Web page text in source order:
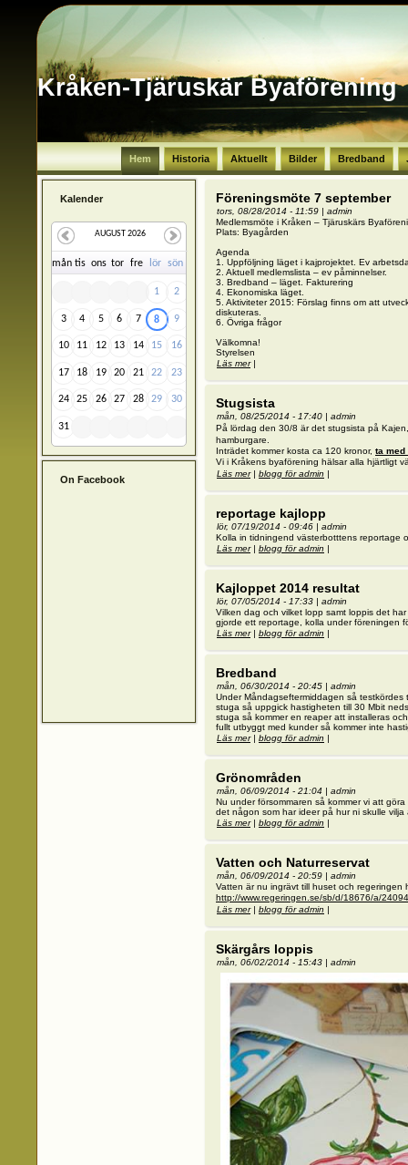
Kråken-Tjäruskär Byaförening
Hem Historia Aktuellt Bilder Bredband
Kalender
mån tis ons tor fre lör sön
1 2
3 4 5 6 7 8 9
10 11 12 13 14 15 16
17 18 19 20 21 22 23
24 25 26 27 28 29 30
31
AUGUST 2026
On Facebook
Föreningsmöte 7 september
tors, 08/28/2014 - 11:59 | admin
Medlemsmöte i Kråken – Tjäruskärs
Plats: Byagården
Agenda
1. Uppföljning läget i kajprojektet. Ev
2. Aktuell medlemslista – ev påminnelser.
3. Bredband – läget. Fakturering
4. Ekonomiska läget.
5. Aktiviteter 2015: Förslag finns om att
diskuteras.
6. Övriga frågor
Välkomna!
Styrelsen
Läs merom Föreningsmöte 7 september
|
Stugsista
mån, 08/25/2014 - 17:40 | admin
På lördag den 30/8 är det stugsista på
hamburgare.
Inträdet kommer kosta ca 120 kronor, ta med
Vi i Kråkens byaförening hälsar alla hjärtligt
Läs merom Stugsista
| blogg för admin |
reportage kajlopp
lör, 07/19/2014 - 09:46 | admin
Kolla in tidningend västerbotttens reportage
Läs merom reportage kajlopp
| blogg för admin |
Kajloppet 2014 resultat
lör, 07/05/2014 - 17:33 | admin
Vilken dag och vilket lopp samt loppis det
gjorde ett reportage, kolla under föreningen
Läs merom Kajloppet 2014 resultat
| blogg för admin |
Bredband
mån, 06/30/2014 - 20:45 | admin
Under Måndagseftermiddagen så
stuga så uppgick hastigheten till 30 Mbit
stuga så kommer en reaper att installeras
fullt utbyggt med kunder så kommer inte
Läs merom Bredband
| blogg för admin |
Grönområden
mån, 06/09/2014 - 21:04 | admin
Nu under försommaren så kommer vi att
det någon som har ideer på hur ni skulle
Läs merom Grönområden
| blogg för admin |
Vatten och Naturreservat
mån, 06/09/2014 - 20:59 | admin
Vatten är nu ingrävt till huset och
http://www.regeringen.se/sb/d/18676/a/
Läs merom Vatten och Naturreservat
| blogg för admin |
Skärgårs loppis
mån, 06/02/2014 - 15:43 | admin